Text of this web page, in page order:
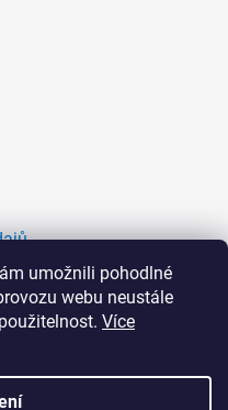
umožnili pohodlné
webu neustále
Více